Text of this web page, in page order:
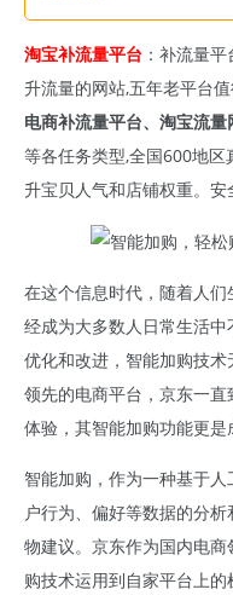
淘宝补流量平台 ：补流量
升流量的网站,五年老平台
电商补流量平台、淘宝流
等各任务类型,全国600地
升宝贝人气和店铺权重。安
在这个信息时代，随着人
经成为大多数人日常生活
优化和改进，智能加购技
领先的电商平台，京东一
体验，其智能加购功能更是
智能加购，作为一种基于
户行为、偏好等数据的分
物建议。京东作为国内电
购技术运用到自家平台上